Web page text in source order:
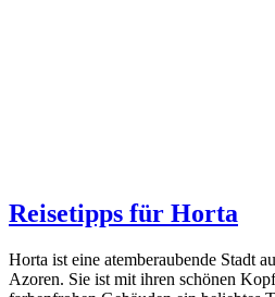
Reisetipps für Horta
Horta ist eine atemberaubende Stadt
Azoren. Sie ist mit ihren schönen